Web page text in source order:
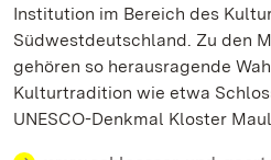
Institution im Bereich des
Südwestdeutschland. Zu den
gehören so herausragende
Kulturtradition wie etwa
UNESCO-Denkmal Kloster